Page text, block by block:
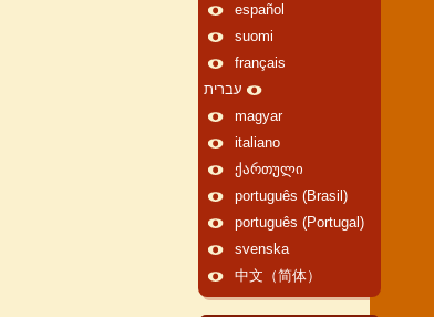
español
suomi
français
עברית
magyar
italiano
ქართული
português (Brasil)
português (Portugal)
svenska
中文（简体）